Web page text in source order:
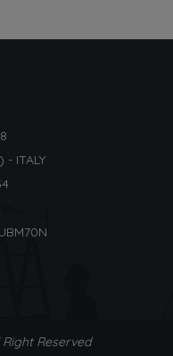
ITALY
Right Reserved